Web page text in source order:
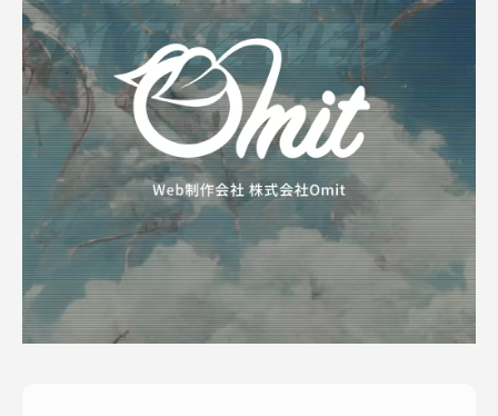
制作実績
料金表
COMPANY
企業案内
会社概要
採用情報
お知らせ
よくある質問
PRODUCTS
運営サービス
ピッパサック
ヒラメキペーパー
オミラボ
WEBでお問い合わせ
( 24時間365日いつでも受付対応 )